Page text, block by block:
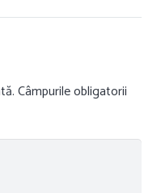
Câmpurile obligatorii